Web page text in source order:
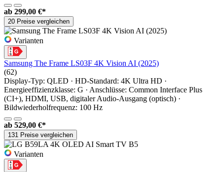
ab 299,00 €*
20 Preise vergleichen
Varianten
Samsung The Frame LS03F 4K Vision AI (2025)
(62)
Display-Typ: QLED · HD-Standard: 4K Ultra HD ·
Energieeffizienzklasse: G · Anschlüsse: Common Interface Plus
(CI+), HDMI, USB, digitaler Audio-Ausgang (optisch) ·
Bildwiederholfrequenz: 100 Hz
ab 529,00 €*
131 Preise vergleichen
Varianten